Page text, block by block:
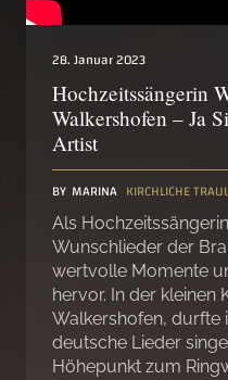
28. Januar 2023
Hochzeitssängerin
Walkershofen – Ja
Artist
BY MARINA KIRCHLICHE
Als
Wunschlieder der
wertvolle Momente
hervor. In der kleinen
Walkershofen, durfte
deutsche Lieder
Höhepunkt zum